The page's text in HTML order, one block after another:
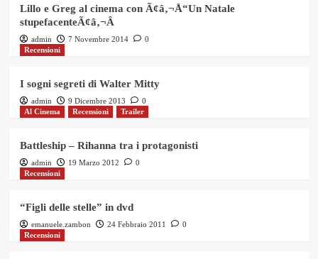
Lillo e Greg al cinema con Ã¢â‚¬Å“Un Natale
stupefacenteÃ¢â‚¬Â
admin 7 Novembre 2014
0
Recensioni
I sogni segreti di Walter Mitty
admin 9 Dicembre 2013
0
Al Cinema
Recensioni Trailer
Battleship – Rihanna tra i protagonisti
admin 19 Marzo 2012
0
Recensioni
“Figli delle stelle” in dvd
emanuele.zambon 24 Febbraio 2011
0
Recensioni